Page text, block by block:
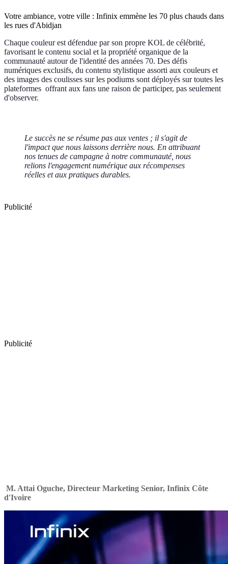
Votre ambiance, votre ville : Infinix emmène les 70 plus chauds dans
les rues d'Abidjan
Chaque couleur est défendue par son propre KOL de célébrité,
favorisant le contenu social et la propriété organique de la
communauté autour de l'identité des années 70. Des défis
numériques exclusifs, du contenu stylistique assorti aux couleurs et
des images des coulisses sur les podiums sont déployés sur toutes les
plateformes offrant aux fans une raison de participer, pas seulement
d'observer.
Le succès ne se résume pas aux ventes ; il s'agit de
l'impact que nous laissons derrière nous. En attribuant
nos tenues de campagne à notre communauté, nous
relions l'engagement numérique aux récompenses
réelles et aux pratiques durables.
Publicité
Publicité
M. Attai Oguche, Directeur Marketing Senior, Infinix Côte
d'Ivoire